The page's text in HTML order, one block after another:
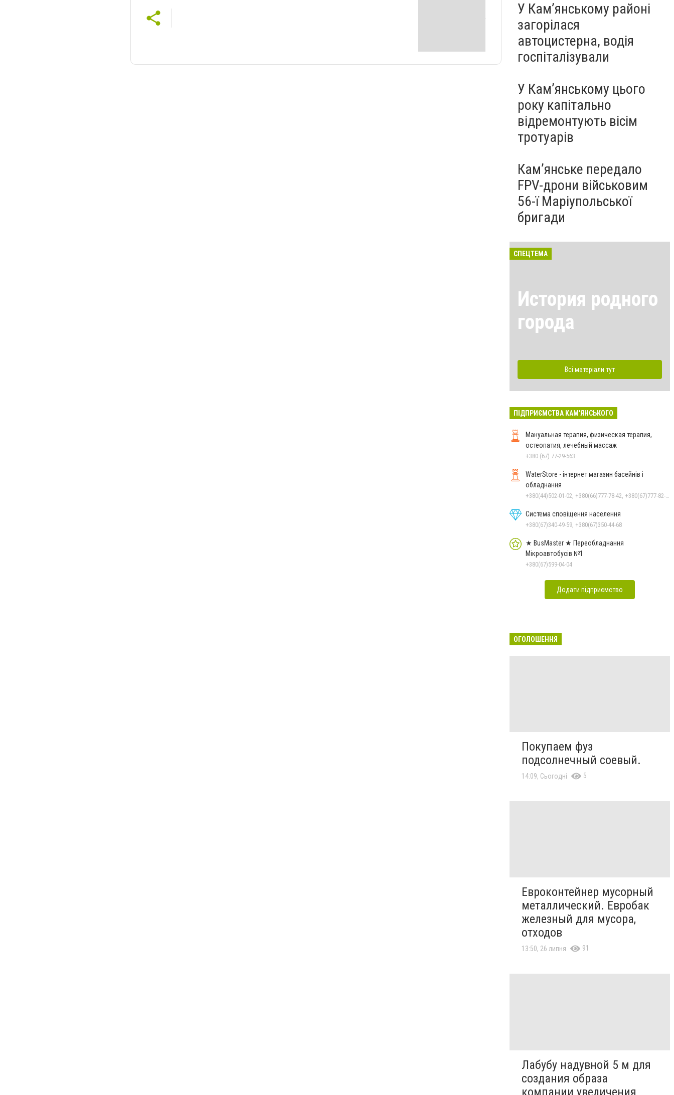
У Кам’янському районі
загорілася
автоцистерна, водія
госпіталізували
У Кам’янському цього
року капітально
відремонтують вісім
тротуарів
Кам’янське передало
FPV-дрони військовим
56-ї Маріупольської
бригади
СПЕЦТЕМА
История родного
города
Всі матеріали тут
ПІДПРИЄМСТВА КАМ'ЯНСЬКОГО
Мануальная терапия, физическая терапия,
остеопатия, лечебный массаж
+380 (67) 77-29-563
WaterStore - інтернет магазин басейнів і
обладнання
Система сповіщення населення
+380(67)340-49-59, +380(67)350-44-68
★ BusMaster ★ Переобладнання
Мікроавтобусів №1
+380(67)599-04-04
Додати підприємство
ОГОЛОШЕННЯ
Покупаем фуз
подсолнечный соевый.
14:09, Сьогодні 5
Евроконтейнер мусорный
металлический. Евробак
железный для мусора,
отходов
13:50, 26 липня 91
Лабубу надувной 5 м для
создания образа
компании увеличения